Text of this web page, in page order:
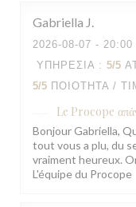
Gabriella J
2026-08-07 -
ΥΠΗΡΕΣΊΑ : 5/5
5/5 ΠΟΙΌΤΗΤΑ /
Le Procope
Bonjour Gabriella,
tout vous a plu, du
vraiment heureux.
L'équipe du Procope